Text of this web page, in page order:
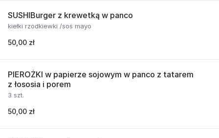
SUSHIBurger z krewetką w panco
kiełki rzodkiewki /sos mayo
50,00 zł
PIEROŻKI w papierze sojowym w panco z tatarem
z łososia i porem
3 szt.
50,00 zł